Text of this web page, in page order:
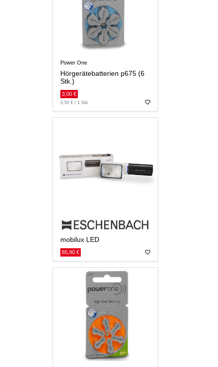
Power One
Hörgerätebatterien p675 (6
Stk.)
3,00 €
0,50 € / 1 Stk.
mobilux LED
85,90 €